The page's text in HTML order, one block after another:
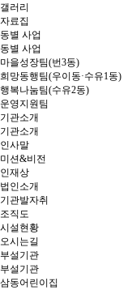
갤러리
자료집
동별 사업
동별 사업
마을성장팀(번3동)
희망동행팀(우이동·수유1동)
행복나눔팀(수유2동)
운영지원팀
기관소개
기관소개
인사말
미션&비전
인재상
법인소개
기관발자취
조직도
시설현황
오시는길
부설기관
부설기관
삼동어린이집